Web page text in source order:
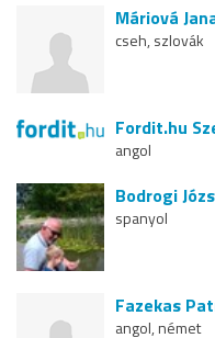
Máriová
cseh, szlovák
Fordit.hu
angol
Bodrogi
spanyol
Fazekas
angol, német